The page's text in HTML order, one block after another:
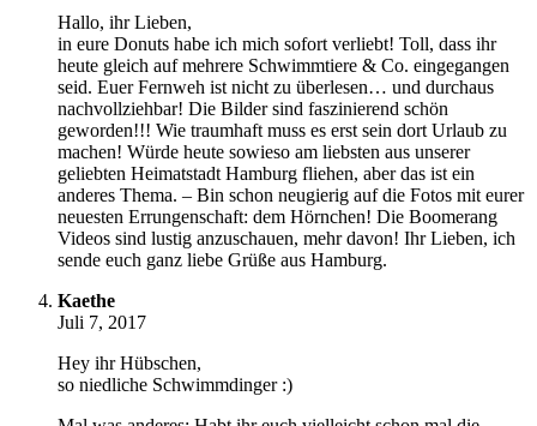
Hallo, ihr Lieben,
in eure Donuts habe ich mich sofort verliebt! Toll, dass ihr
heute gleich auf mehrere Schwimmtiere & Co. eingegangen
seid. Euer Fernweh ist nicht zu überlesen… und durchaus
nachvollziehbar! Die Bilder sind faszinierend schön
geworden!!! Wie traumhaft muss es erst sein dort Urlaub zu
machen! Würde heute sowieso am liebsten aus unserer
geliebten Heimatstadt Hamburg fliehen, aber das ist ein
anderes Thema. – Bin schon neugierig auf die Fotos mit eurer
neuesten Errungenschaft: dem Hörnchen! Die Boomerang
Videos sind lustig anzuschauen, mehr davon! Ihr Lieben, ich
sende euch ganz liebe Grüße aus Hamburg.
Kaethe
Juli 7, 2017
Hey ihr Hübschen,
so niedliche Schwimmdinger :)